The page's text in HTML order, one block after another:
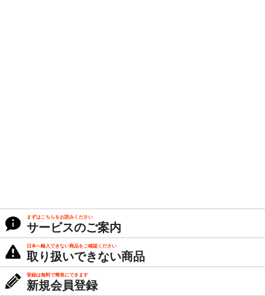
まずはこちらをお読みください
サービスのご案内
日本へ輸入できない商品をご確認ください
取り扱いできない商品
登録は無料で簡単にできます
新規会員登録